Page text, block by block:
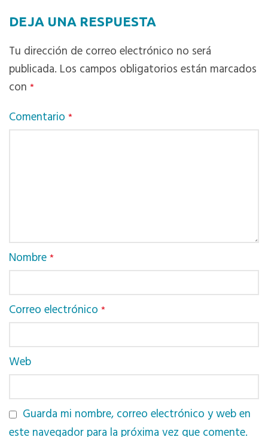
DEJA UNA RESPUESTA
Tu dirección de correo electrónico no será
publicada. Los campos obligatorios están marcados
con *
Comentario *
Nombre*
Correo electrónico *
Web
Guarda mi nombre, correo electrónico y web en
este navegador para la próxima vez que comente.